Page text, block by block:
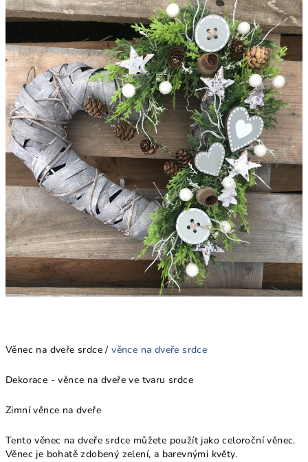
Věnec na dveře srdce / věnce na dveře srdce
Dekorace - věnce na dveře ve tvaru srdce
Zimní věnce na dveře
Tento věnec na dveře srdce můžete použít jako celoroční věnec.
Věnec je bohatě zdobený zelení, a barevnými květy.